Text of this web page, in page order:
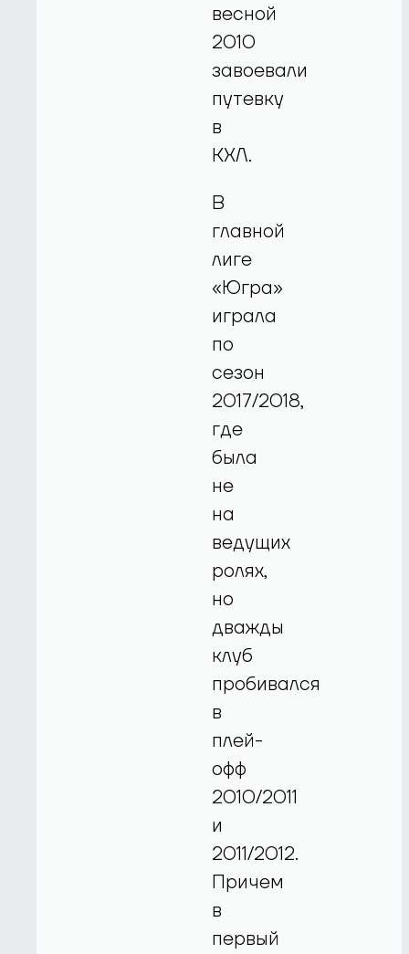
весной
2010
завоевали
путевку
в
КХЛ.
В
главной
лиге
«Югра»
играла
по
сезон
2017/2018,
где
была
не
на
ведущих
ролях,
но
дважды
клуб
пробивался
в
плей-
офф
2010/2011
и
2011/2012.
Причем
в
первый